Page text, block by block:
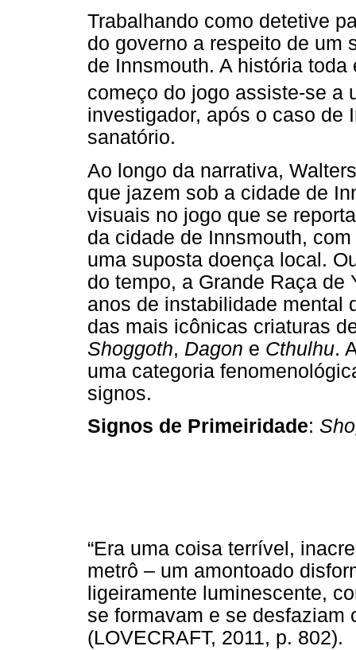
Trabalhando como detetive
do governo a respeito de um
de Innsmouth. A história
começo do jogo assiste-se a
investigador, após o caso de
sanatório.
Ao longo da narrativa,
que jazem sob a cidade de
visuais no jogo que se
da cidade de Innsmouth,
uma suposta doença local.
do tempo, a Grande Raça
anos de instabilidade mental
das mais icônicas criaturas
Shoggoth, Dagon e Cthulhu.
uma categoria
signos.
Signos de Primeiridade:
“Era uma coisa terrível,
metrô – um amontoado
ligeiramente luminescente,
se formavam e se desfaziam
(LOVECRAFT, 2011, p. 802).